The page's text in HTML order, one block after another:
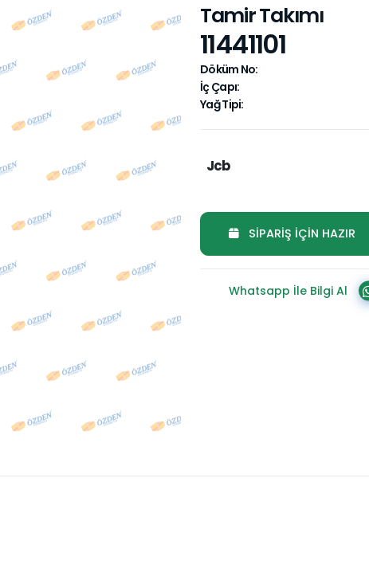
Tamir Takımı
11441101
Döküm No:
İç Çapı:
Yağ Tipi:
Jcb
SİPARİŞ İÇİN HAZIR
Whatsapp İle Bilgi Al